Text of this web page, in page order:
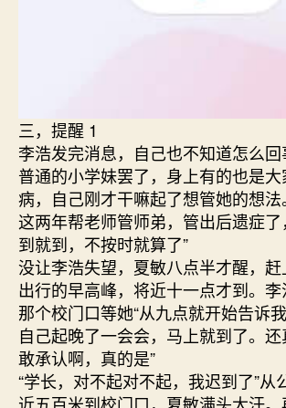
三，提醒 1
李浩发完消息，自己也不知道怎么
普通的小学妹罢了，身上有的也是
病，自己刚才干嘛起了想管她的想法
这两年帮老师管师弟，管出后遗症
到就到，不按时就算了”
没让李浩失望，夏敏八点半才醒，
出行的早高峰，将近十一点才到。李
那个校门口等她“从九点就开始告诉
自己起晚了一会会，马上就到了。
敢承认啊，真的是”
“学长，对不起对不起，我迟到了”从
近五百米到校门口，夏敏满头大汗